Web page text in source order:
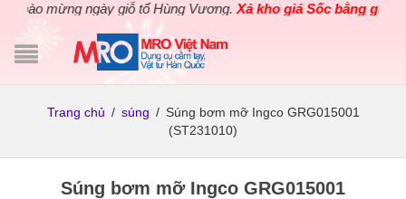
mừng ngày giỗ tổ Hùng Vương.Xả kho giá Sốc bằng giá Gốc
Trang chủ / súng / Súng bơm mỡ Ingco GRG015001
(ST231010)
Súng bơm mỡ Ingco GRG015001